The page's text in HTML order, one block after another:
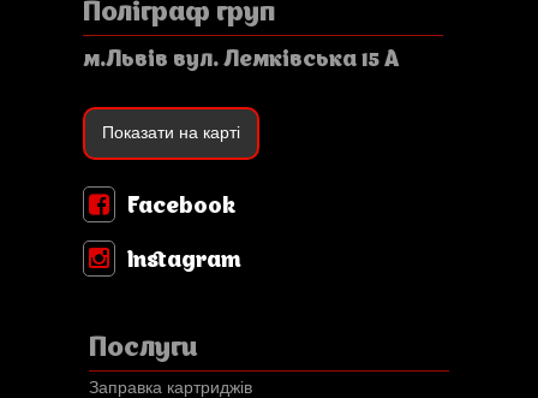
Поліграф груп
м.Львів вул. Лемківська 15 А
Показати на карті
Facebook
Instagram
Послуги
Заправка картриджів